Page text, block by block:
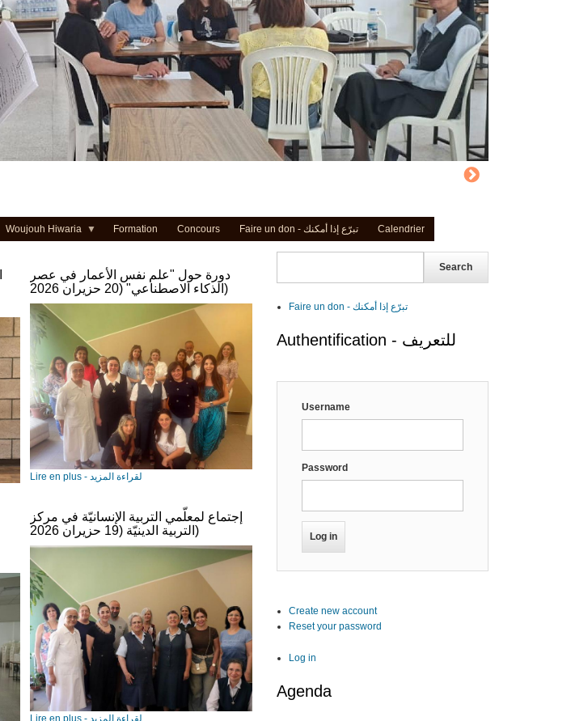
Woujouh Hiwaria Formation Concours Faire un don - تبرّع إذا أمكنك Calendrier
دورة حول "علم نفس الأعمار في عصر
الذكاء الاصطناعي" (20 حزيران 2026)
Lire en plus - لقراءة المزيد
إجتماع لمعلّمي التربية الإنسانيّة في مركز
التربية الدينيّة (19 حزيران 2026)
Faire un don - تبرّع إذا أمكنك
Authentification - للتعريف
Username
Password
Create new account
Reset your password
Log in
Agenda